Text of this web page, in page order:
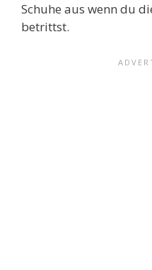
Schuhe aus wenn du
betrittst.